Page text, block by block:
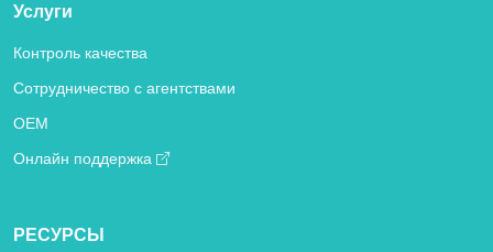
Услуги
Контроль качества
Сотрудничество с агентствами
OEM
Онлайн поддержка
РЕСУРСЫ